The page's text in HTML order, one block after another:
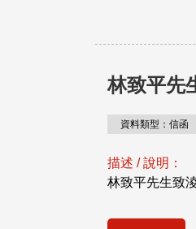
林致平先
資料類型：信函
描述 / 說明：
林致平先生致